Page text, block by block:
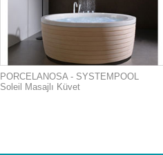
PORCELANOSA - SYSTEMPOOL
Soleil Masajlı Küvet